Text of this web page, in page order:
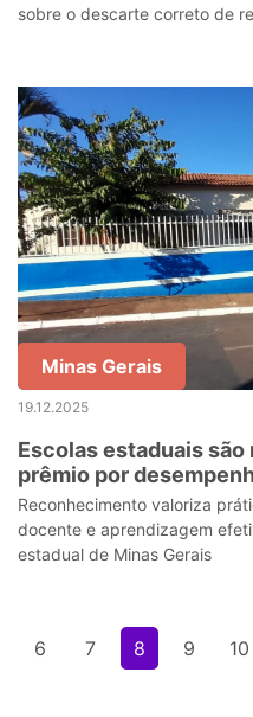
sobre o descarte correto de
Minas Gerais
19.12.2025
Escolas estaduais
prêmio por
Reconhecimento valoriza
docente e aprendizagem
estadual de Minas Gerais
6 7 8 9 10